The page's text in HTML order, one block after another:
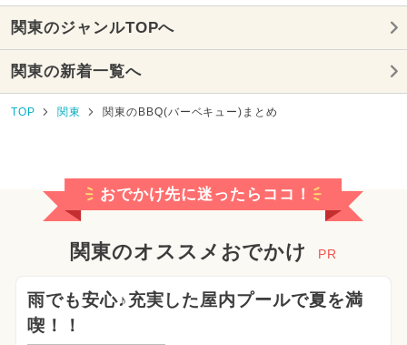
関東のジャンルTOPへ
関東の新着一覧へ
TOP 関東 関東のBBQ(バーベキュー)まとめ
おでかけ先に迷ったらココ！
関東のオススメおでかけ PR
雨でも安心♪充実した屋内プールで夏を満
喫！！